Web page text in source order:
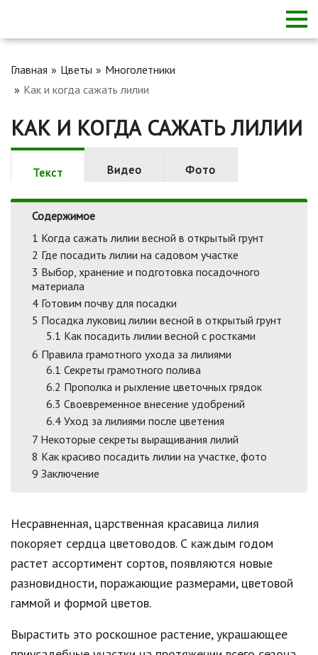
Главная Цветы
Многолетники
Как и когда сажать лилии
КАК И КОГДА САЖАТЬ ЛИЛИИ
Текст Видео Фото
Содержимое
1 Когда сажать лилии весной в открытый грунт
2 Где посадить лилии на садовом участке
3 Выбор, хранение и подготовка посадочного
материала
4 Готовим почву для посадки
5 Посадка луковиц лилии весной в открытый грунт
5.1 Как посадить лилии весной с ростками
6 Правила грамотного ухода за лилиями
6.1 Секреты грамотного полива
6.2 Прополка и рыхление цветочных грядок
6.3 Своевременное внесение удобрений
6.4 Уход за лилиями после цветения
7 Некоторые секреты выращивания лилий
8 Как красиво посадить лилии на участке, фото
9 Заключение
Несравненная, царственная красавица лилия
покоряет сердца цветоводов. С каждым годом
растет ассортимент сортов, появляются новые
разновидности, поражающие размерами, цветовой
гаммой и формой цветов.
Вырастить это роскошное растение, украшающее